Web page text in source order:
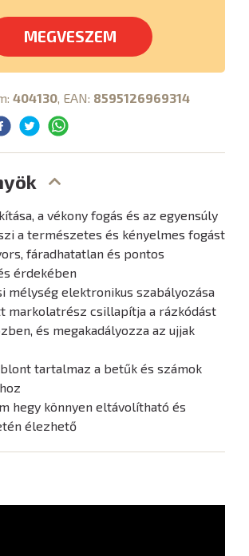
MEGVESZEM
404130, EAN: 8595126969314
a vékony fogás és az egyensúly
a természetes és kényelmes fogást
fáradhatatlan és pontos
érdekében
mélység elektronikus szabályozása
markolatrész csillapítja a rázkódást
és megakadályozza az ujjak
tartalmaz a betűk és számok
hegy könnyen eltávolítható és
élezhető